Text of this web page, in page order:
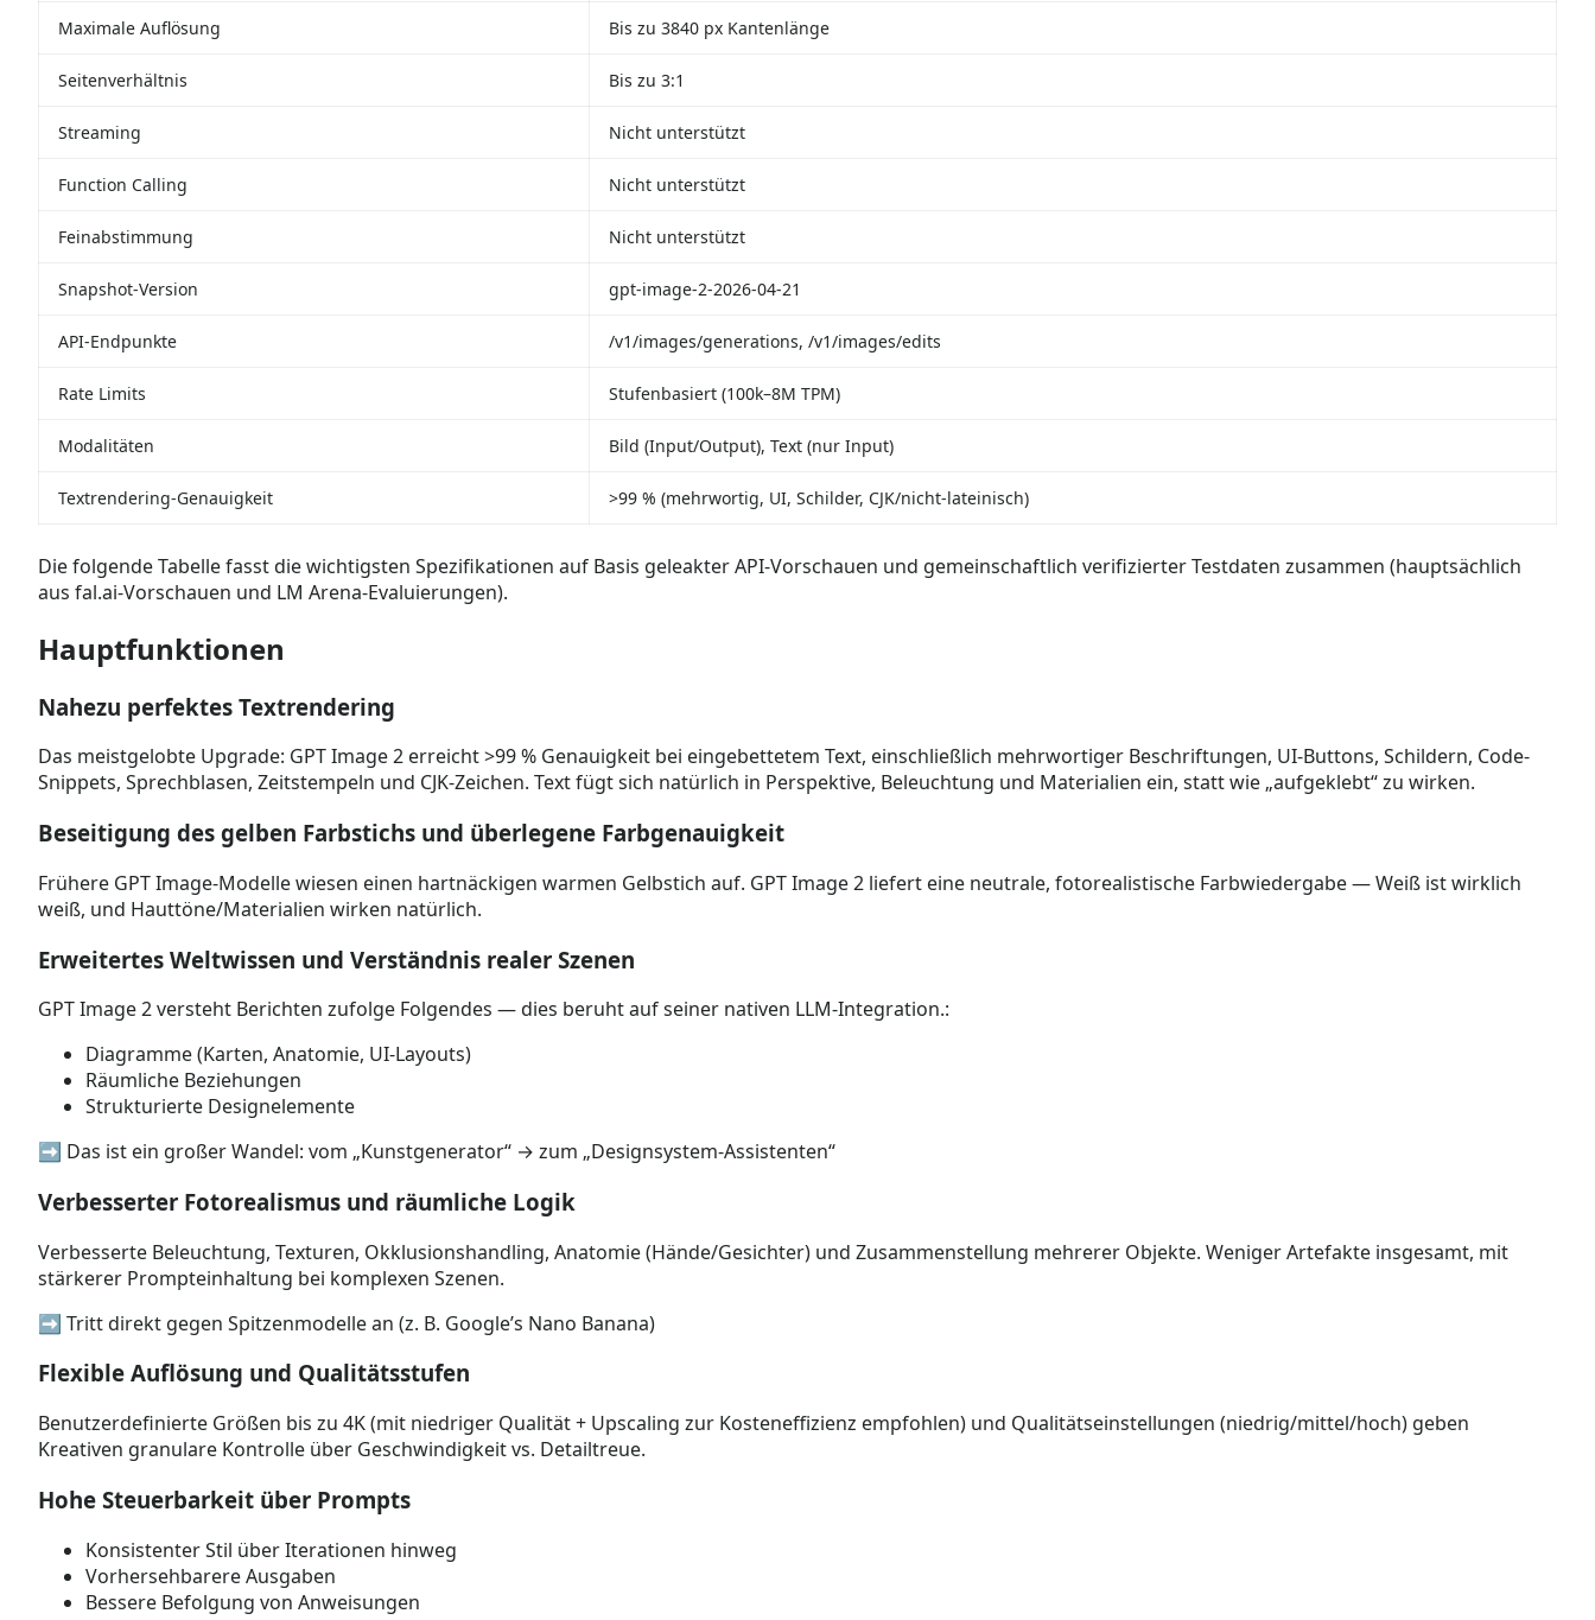
Maximale Auflösung Bis zu 3840 px Kantenlänge
Seitenverhältnis Bis zu 3:1
Streaming Nicht unterstützt
Function Calling Nicht unterstützt
Feinabstimmung Nicht unterstützt
Snapshot-Version gpt-image-2-2026-04-21
API-Endpunkte /v1/images/generations, /v1/images/edits
Rate Limits Stufenbasiert (100k–8M TPM)
Modalitäten Bild (Input/Output), Text (nur Input)
Textrendering-Genauigkeit >99 % (mehrwortig, UI, Schilder, CJK/nicht-lateinisch)
Die folgende Tabelle fasst die wichtigsten Spezifikationen auf Basis geleakter API-Vorschauen und gemeinschaftlich verifizierter Testdaten zusammen (hauptsächlich
aus fal.ai-Vorschauen und LM Arena-Evaluierungen).
Hauptfunktionen
Nahezu perfektes Textrendering
Das meistgelobte Upgrade: GPT Image 2 erreicht >99 % Genauigkeit bei eingebettetem Text, einschließlich mehrwortiger Beschriftungen, UI-Buttons, Schildern, Code-
Snippets, Sprechblasen, Zeitstempeln und CJK-Zeichen. Text fügt sich natürlich in Perspektive, Beleuchtung und Materialien ein, statt wie „aufgeklebt“ zu wirken.
Beseitigung des gelben Farbstichs und überlegene Farbgenauigkeit
Frühere GPT Image-Modelle wiesen einen hartnäckigen warmen Gelbstich auf. GPT Image 2 liefert eine neutrale, fotorealistische Farbwiedergabe — Weiß ist wirklich
weiß, und Hauttöne/Materialien wirken natürlich.
Erweitertes Weltwissen und Verständnis realer Szenen
GPT Image 2 versteht Berichten zufolge Folgendes — dies beruht auf seiner nativen LLM-Integration.:
Diagramme (Karten, Anatomie, UI-Layouts)
Räumliche Beziehungen
Strukturierte Designelemente
➡️ Das ist ein großer Wandel: vom „Kunstgenerator“ → zum „Designsystem-Assistenten“
Verbesserter Fotorealismus und räumliche Logik
Verbesserte Beleuchtung, Texturen, Okklusionshandling, Anatomie (Hände/Gesichter) und Zusammenstellung mehrerer Objekte. Weniger Artefakte insgesamt, mit
stärkerer Prompteinhaltung bei komplexen Szenen.
➡️ Tritt direkt gegen Spitzenmodelle an (z. B. Google’s Nano Banana)
Flexible Auflösung und Qualitätsstufen
Benutzerdefinierte Größen bis zu 4K (mit niedriger Qualität + Upscaling zur Kosteneffizienz empfohlen) und Qualitätseinstellungen (niedrig/mittel/hoch) geben
Kreativen granulare Kontrolle über Geschwindigkeit vs. Detailtreue.
Hohe Steuerbarkeit über Prompts
Konsistenter Stil über Iterationen hinweg
Vorhersehbarere Ausgaben
Bessere Befolgung von Anweisungen